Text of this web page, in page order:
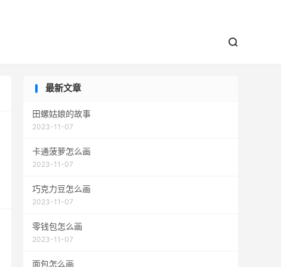

最新文章
田螺姑娘的故事
2023-11-07
卡通菠萝怎么画
2023-11-07
巧克力豆怎么画
2023-11-07
零钱包怎么画
2023-11-07
面包怎么画